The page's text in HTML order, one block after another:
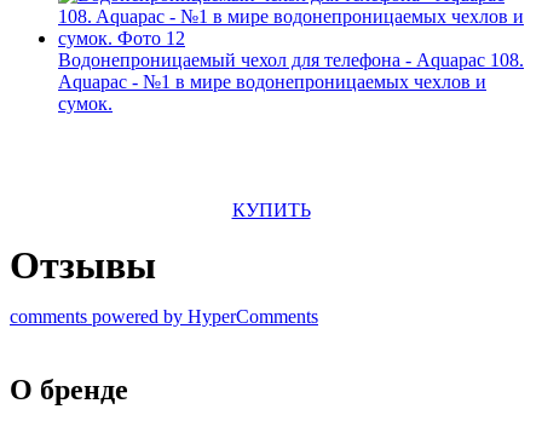
Водонепроницаемый чехол для телефона - Aquapac 108.
Aquapac - №1 в мире водонепроницаемых чехлов и
сумок.
КУПИТЬ
Отзывы
comments powered by HyperComments
О бренде